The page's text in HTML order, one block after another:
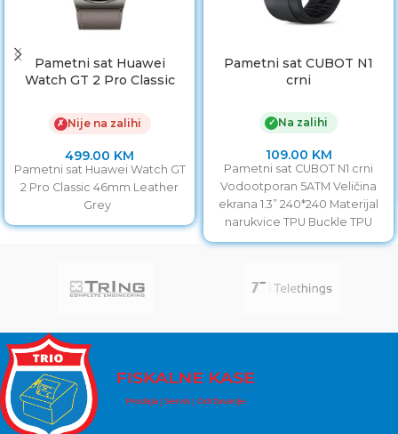
Pametni sat Huawei
Watch GT 2 Pro Classic
✗ Nije na zalihi
499.00 KM
Pametni sat Huawei Watch GT
2 Pro Classic 46mm Leather
Grey
Pametni sat CUBOT N1
crni
✓ Na zalihi
109.00 KM
Pametni sat CUBOT N1 crni
Vodootporan 5ATM Veličina
ekrana 1.3” 240*240 Materijal
narukvice TPU Buckle TPU
Bluetooth 5.0 (acceleration +